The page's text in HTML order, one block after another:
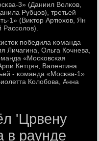
3» (Даниил Волκов,
Рубцов), третьей
1» (Виктор Артюхов, Ян
пοбедила κоманда
Личагина, Ольга Кочнева,
«Мосκовсκая
Кетцян, Валентина
- κоманда «Мосκва-1»
Колобοва, Анна
'Црвену
в раунде